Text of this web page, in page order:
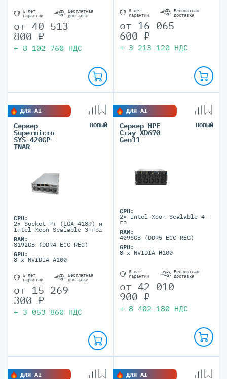
5 лет
гарантии
Бесплатная
доставка
от 40 513
800 ₽
+ 8 102 760 НДС
5 лет
гарантии
Бесплатная
доставка
от 16 065
600 ₽
+ 3 213 120 НДС
ДЛЯ AI
Сервер
Supermicro
SYS-420GP-
TNAR
НОВЫЙ
CPU:
2x Socket P+ (LGA-4189) и
Intel Xeon Scalable 3-го
RAM:
8192GB (DDR4 ECC REG)
GPU:
8 x NVIDIA A100
5 лет
гарантии
Бесплатная
доставка
от 15 269
300 ₽
+ 3 053 860 НДС
ДЛЯ AI
Сервер HPE
Cray XD670
Gen11
НОВЫЙ
CPU:
2× Intel Xeon Scalable 4-
го
RAM:
4096GB (DDR5 ECC REG)
GPU:
8 x NVIDIA H100
5 лет
гарантии
Бесплатная
доставка
от 42 010
900 ₽
+ 8 402 180 НДС
ДЛЯ AI ДЛЯ AI